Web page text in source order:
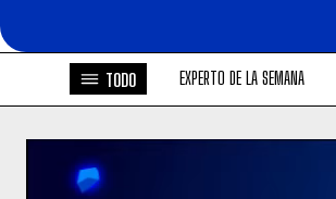
TODO EXPERTO DE LA SEMANA